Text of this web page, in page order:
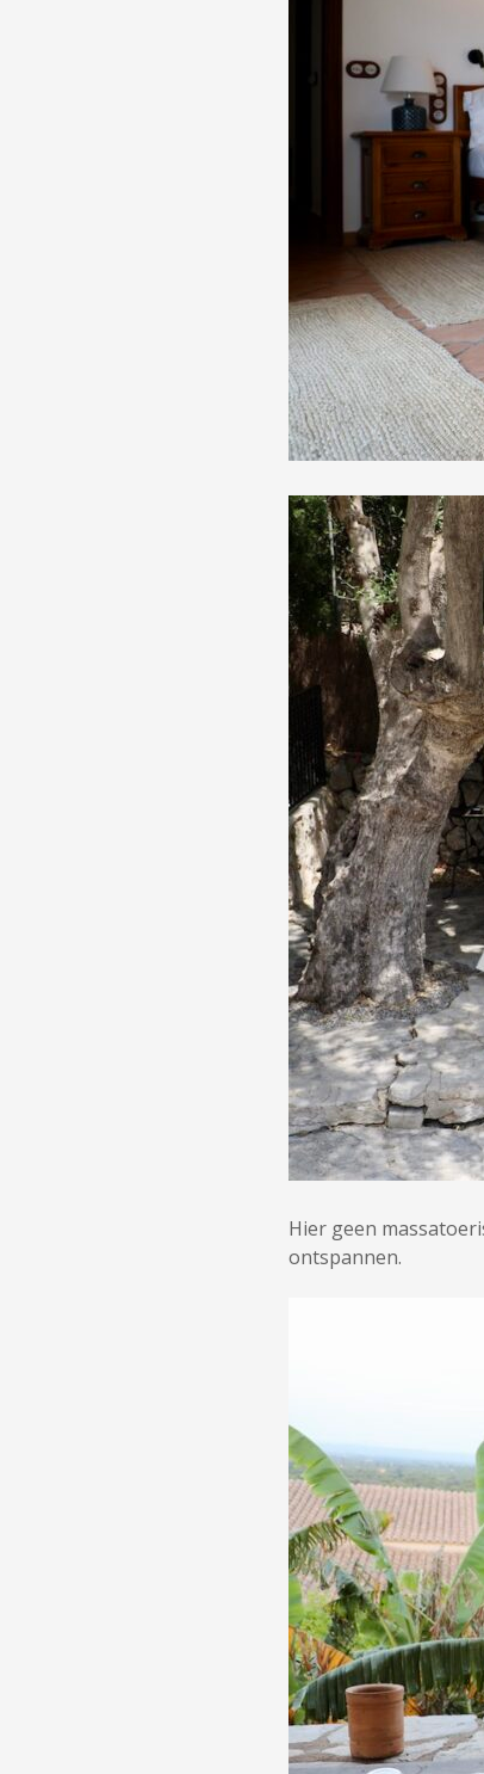
Hier geen
ontspannen.